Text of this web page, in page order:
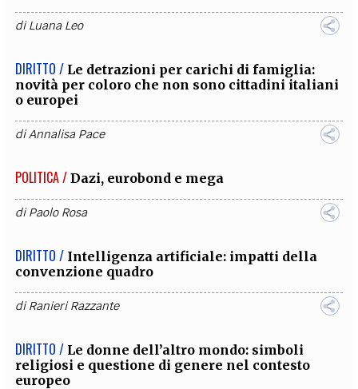
diLuana Leo
DIRITTO / Le detrazioni per carichi di famiglia:
novità per coloro che non sono cittadini italiani
o europei
diAnnalisa Pace
POLITICA / Dazi, eurobond e mega
diPaolo Rosa
DIRITTO / Intelligenza artificiale: impatti della
convenzione quadro
diRanieri Razzante
DIRITTO / Le donne dell’altro mondo: simboli
religiosi e questione di genere nel contesto
europeo